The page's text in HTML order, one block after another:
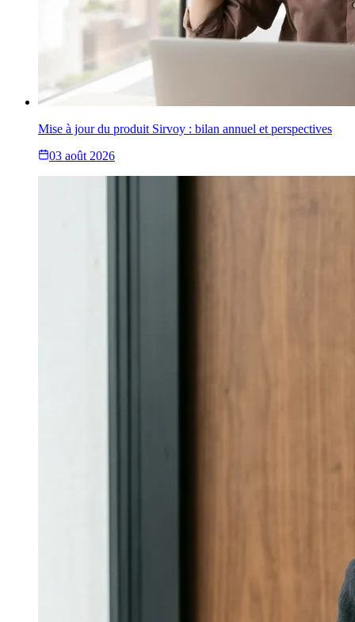
Mise à jour du produit Sirvoy : bilan annuel et perspectives
03 août 2026